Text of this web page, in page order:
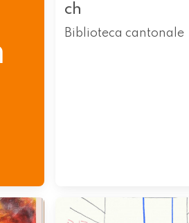
ch
Biblioteca cantonale